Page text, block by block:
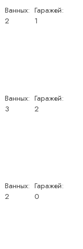
Ванных:
2
Гаражей:
1
Ванных:
3
Гаражей:
2
Ванных:
2
Гаражей:
0